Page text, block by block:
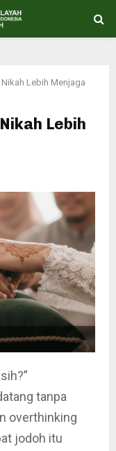
Lebih Menjaga
Lebih
tanpa
overthinking
jodoh itu